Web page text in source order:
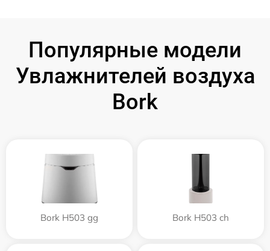
Популярные модели
Увлажнителей воздуха
Bork
Bork H503 gg Bork H503 ch